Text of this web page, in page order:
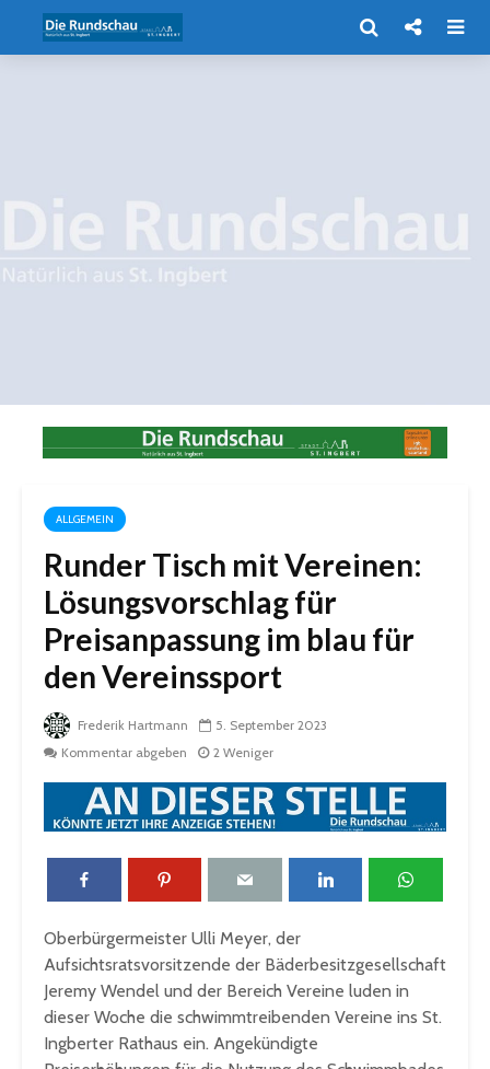
ALLGEMEIN
Runder Tisch mit Vereinen:
Lösungsvorschlag für
Preisanpassung im blau für
den Vereinssport
Frederik Hartmann
5. September 2023
Kommentar abgeben
2 Weniger
Oberbürgermeister Ulli Meyer, der
Aufsichtsratsvorsitzende der Bäderbesitzgesellschaft
Jeremy Wendel und der Bereich Vereine luden in
dieser Woche die schwimmtreibenden Vereine ins St.
Ingberter Rathaus ein. Angekündigte